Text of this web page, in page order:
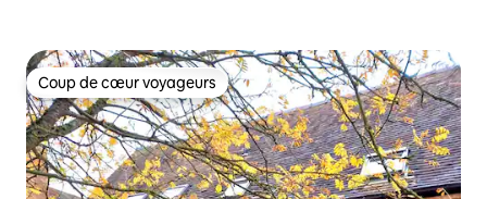
Coup de cœur voyageurs
Coup de cœur voyageurs